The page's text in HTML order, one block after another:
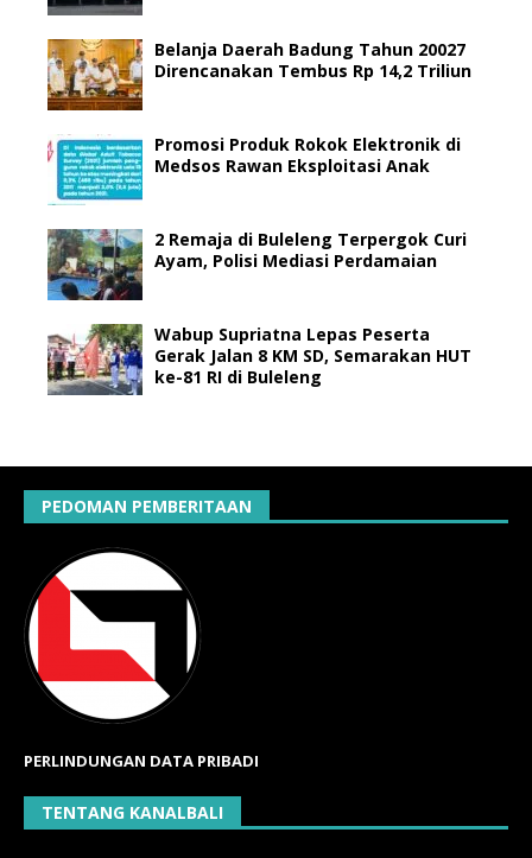
Belanja Daerah Badung Tahun 20027
Direncanakan Tembus Rp 14,2 Triliun
Promosi Produk Rokok Elektronik di
Medsos Rawan Eksploitasi Anak
2 Remaja di Buleleng Terpergok Curi
Ayam, Polisi Mediasi Perdamaian
Wabup Supriatna Lepas Peserta
Gerak Jalan 8 KM SD, Semarakan HUT
ke-81 RI di Buleleng
PEDOMAN PEMBERITAAN
PERLINDUNGAN DATA PRIBADI
TENTANG KANALBALI